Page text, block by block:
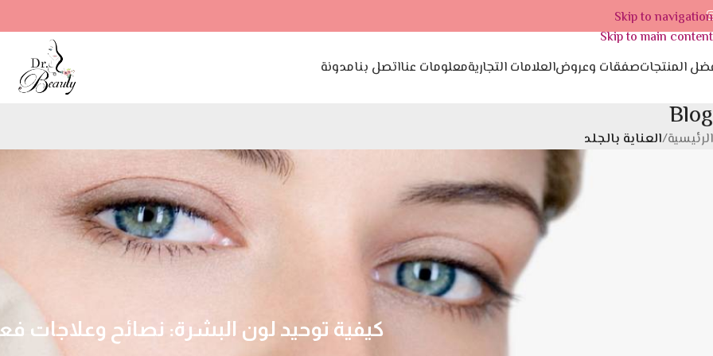
Skip to navigation
Skip to main content
المنتجاتصفقات وعروضالعلامات التجاريةمعلومات عنااتصل بنامدونة
Blog
الرئيسية/العناية بالجلد
كيفية توحيد لون البشرة: نصائح وعلاجات